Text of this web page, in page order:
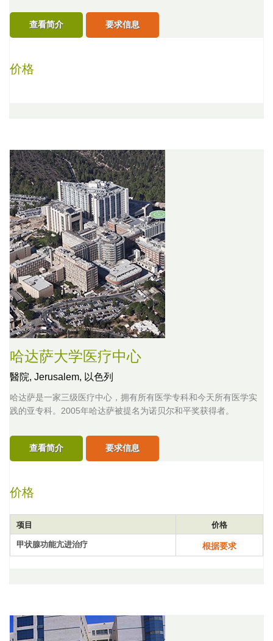
查看简介 要求信息
价格
哈达萨大学医疗中心
醫院, Jerusalem, 以色列
哈达萨是一家三级医疗中心，拥有所有医学专科和今天所有医学实
践的亚专科。2005年哈达萨被提名为诺贝尔和平奖获得者。
查看简介 要求信息
价格
项目 价格
甲状腺功能亢进治疗 根据要求